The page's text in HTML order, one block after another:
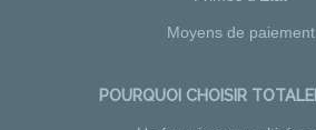
Moyens de paiement
POURQUOI CHOISIR